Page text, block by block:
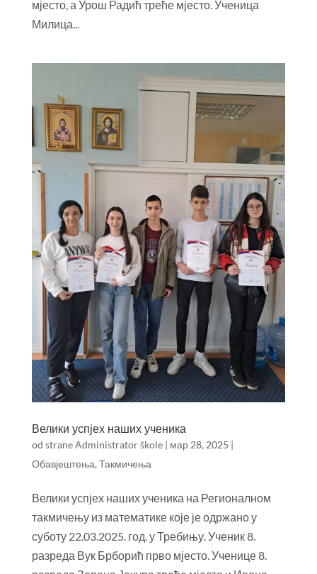
мјесто, а Урош Радић треће мјесто. Ученица
Милица...
Велики успјех наших ученика
od straneAdministrator škole| мар 28, 2025 |
Обавјештења, Такмичења
Велики успјех наших ученика на Регионалном
такмичењу из математике које је одржано у
суботу 22.03.2025. год. у Требињу. Ученик 8.
разреда Вук Брборић прво мјесто. Ученице 8.